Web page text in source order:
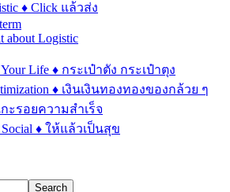
♦ Click แล้วส่ง
about Logistic
Life ♦ กระเป๋าตัง กระเป๋าตุง
♦ เงินเงินทองทองของกล้วย ๆ
กะรอยความสำเร็จ
Social ♦ ให้แล้วเป็นสุข